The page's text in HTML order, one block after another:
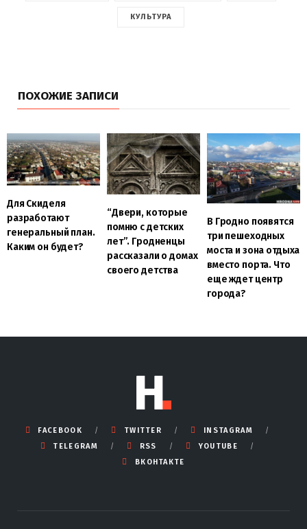
КУЛЬТУРА
ПОХОЖИЕ ЗАПИСИ
Для Скиделя
разработают
генеральный план.
Каким он будет?
“Двери, которые
помню с детских
лет”. Гродненцы
рассказали о домах
своего детства
В Гродно появятся
три пешеходных
моста и зона отдыха
вместо порта. Что
еще ждет центр
города?
FACEBOOK TWITTER
INSTAGRAM
TELEGRAM
RSS
YOUTUBE
ВКОНТАКТЕ